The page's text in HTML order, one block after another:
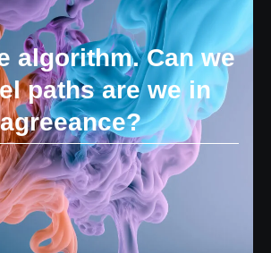
algorithm. Can we
paths are we in
agreeance?